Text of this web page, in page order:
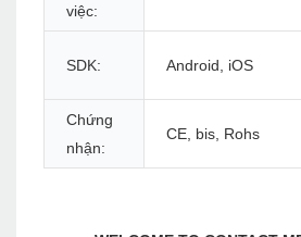
việc:
SDK: Android, iOS
Chứng
nhận:
CE, bis, Rohs